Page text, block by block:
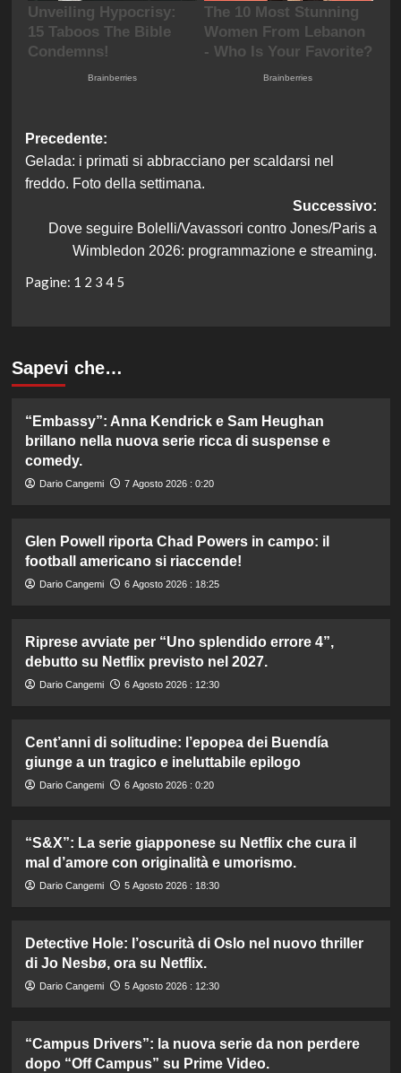
Navigazione
articolo
Precedente:
Gelada: i primati si abbracciano per scaldarsi nel
freddo. Foto della settimana.
Successivo:
Dove seguire Bolelli/Vavassori contro Jones/Paris a
Wimbledon 2026: programmazione e streaming.
Pagine: 1 2 3 4 5
Sapevi che…
“Embassy”: Anna Kendrick e Sam Heughan
brillano nella nuova serie ricca di suspense e
comedy.
Dario Cangemi 7 Agosto 2026 : 0:20
Glen Powell riporta Chad Powers in campo: il
football americano si riaccende!
Dario Cangemi 6 Agosto 2026 : 18:25
Riprese avviate per “Uno splendido errore 4”,
debutto su Netflix previsto nel 2027.
Dario Cangemi 6 Agosto 2026 : 12:30
Cent’anni di solitudine: l’epopea dei Buendía
giunge a un tragico e ineluttabile epilogo
Dario Cangemi 6 Agosto 2026 : 0:20
“S&X”: La serie giapponese su Netflix che cura il
mal d’amore con originalità e umorismo.
Dario Cangemi 5 Agosto 2026 : 18:30
Detective Hole: l’oscurità di Oslo nel nuovo thriller
di Jo Nesbø, ora su Netflix.
Dario Cangemi 5 Agosto 2026 : 12:30
“Campus Drivers”: la nuova serie da non perdere
dopo “Off Campus” su Prime Video.